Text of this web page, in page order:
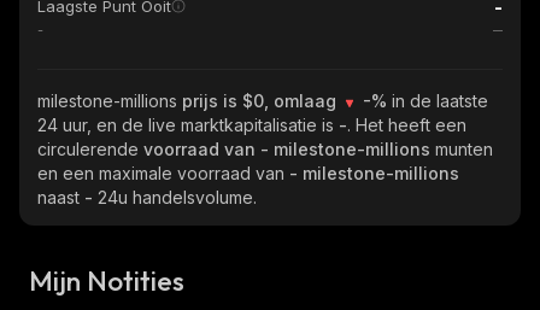
Laagste Punt Ooit -
-
milestone-millions prijs is $0, omlaag -% in de laatste
24 uur, en de live marktkapitalisatie is -. Het heeft een
circulerende voorraad van - milestone-millions munten
en een maximale voorraad van - milestone-millions
naast - 24u handelsvolume.
Mijn Notities